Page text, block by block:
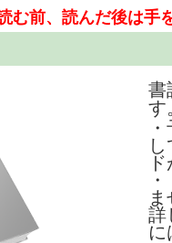
む前、読んだ後は手
書
す
詳
に